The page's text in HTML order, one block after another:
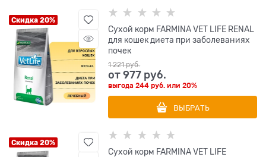
Скидка 20%
Сухой корм FARMINA VET LIFE RENAL
для кошек диета при заболеваниях
почек
1 221 руб.
от977 руб.
выгода244 руб. или20%
ВЫБРАТЬ
Скидка 20%
Сухой корм FARMINA VET LIFE